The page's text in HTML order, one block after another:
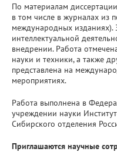
По материалам
в том числе в журналах из
международных изданиях).
интеллектуальной
внедрении. Работа
науки и техники, а также
представлена на
мероприятиях.
Работа выполнена в
учреждении науки
Сибирского отделения
Приглашаются научные